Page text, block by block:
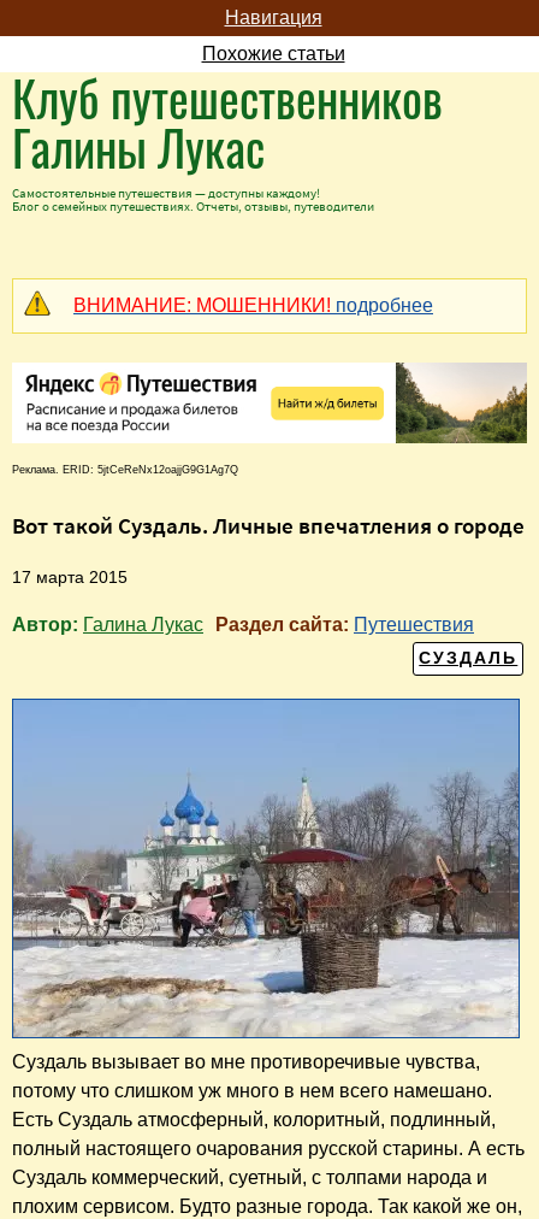
Навигация
Похожие статьи
Клуб путешественников
Галины Лукас
Самостоятельные путешествия — доступны каждому!
Блог о семейных путешествиях. Отчеты, отзывы, путеводители
ВНИМАНИЕ: МОШЕННИКИ! подробнее
Реклама. ERID: 5jtCeReNx12oajjG9G1Ag7Q
Вот такой Суздаль. Личные впечатления о городе
17 марта 2015
Автор: Галина Лукас Раздел сайта: Путешествия
СУЗДАЛЬ
Суздаль вызывает во мне противоречивые чувства,
потому что слишком уж много в нем всего намешано.
Есть Суздаль атмосферный, колоритный, подлинный,
полный настоящего очарования русской старины. А есть
Суздаль коммерческий, суетный, с толпами народа и
плохим сервисом. Будто разные города. Так какой же он,